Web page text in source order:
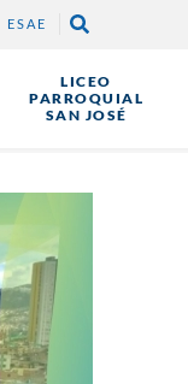
ESAE
LICEO
PARROQUIAL
SAN JOSÉ